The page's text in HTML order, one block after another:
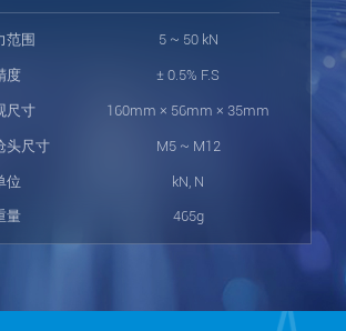
范围 5 ~ 50 kN
度 ± 0.5% F.S
尺寸 160mm × 56mm × 35mm
头尺寸 M5 ~ M12
位 kN, N
量 465g